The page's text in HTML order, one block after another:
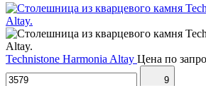
Technistone Harmonia Altay Цена по
9